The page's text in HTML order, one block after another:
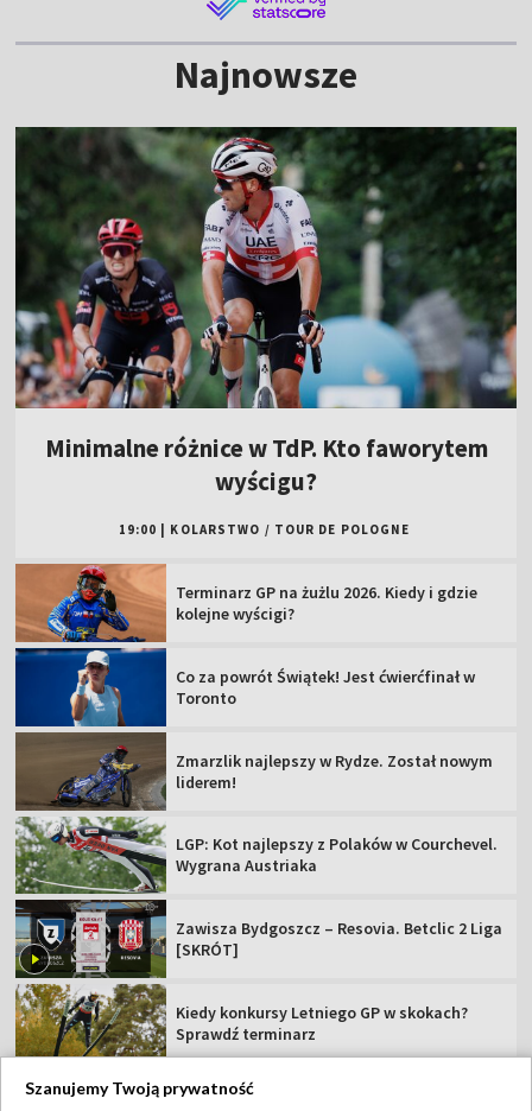
Najnowsze
Minimalne różnice w TdP. Kto faworytem
wyścigu?
19:00 KOLARSTWO / TOUR DE POLOGNE
Terminarz GP na żużlu 2026. Kiedy i gdzie
kolejne wyścigi?
Co za powrót Świątek! Jest ćwierćfinał w
Toronto
Zmarzlik najlepszy w Rydze. Został nowym
liderem!
LGP: Kot najlepszy z Polaków w Courchevel.
Wygrana Austriaka
Zawisza Bydgoszcz – Resovia. Betclic 2 Liga
[SKRÓT]
Kiedy konkursy Letniego GP w skokach?
Sprawdź terminarz
Szanujemy Twoją prywatność